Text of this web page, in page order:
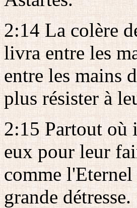
2:14 La colère
livra entre les
entre les mains
plus résister à
2:15 Partout où
eux pour leur
comme
grande détresse.